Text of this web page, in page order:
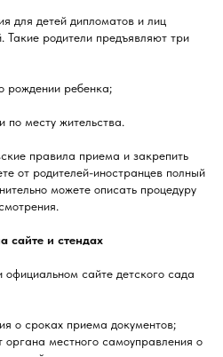
для детей дипломатов и лиц
Такие родители предъявляют три
рождении ребенка;
по месту жительства.
правила приема и закрепить
от родителей-иностранцев полный
можете описать процедуру
сайте и стендах
сайте детского сада
о сроках приема документов;
органа местного самоуправления о